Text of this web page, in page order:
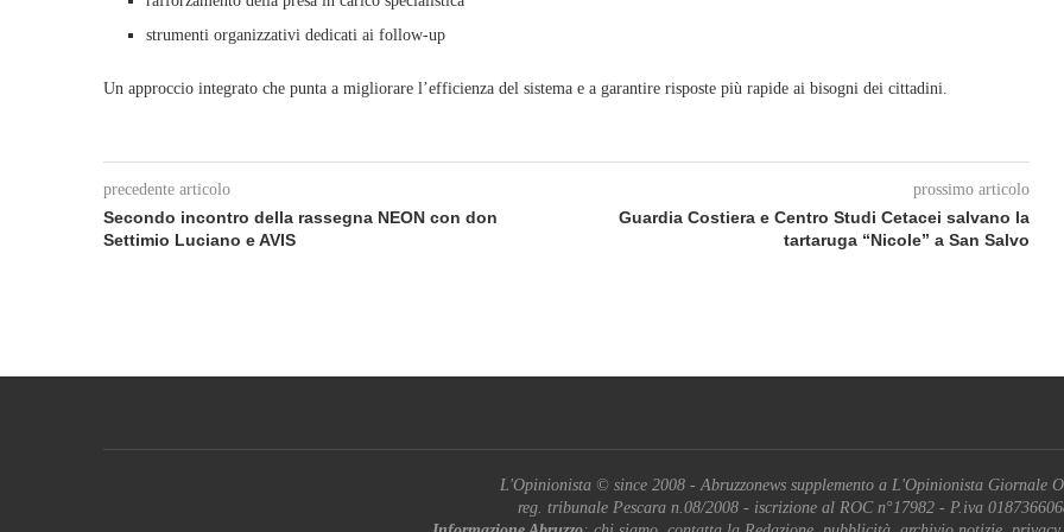
strumenti organizzativi dedicati ai follow‑up
Un approccio integrato che punta a migliorare l’efficienza del sistema e a garantire risposte più rapide ai bisogni dei cittadini.
precedente articolo
Secondo incontro della rassegna NEON con don
Settimio Luciano e AVIS
prossimo articolo
Guardia Costiera e Centro Studi Cetacei salvano la
tartaruga “Nicole” a San Salvo
L'Opinionista © since 2008 - Abruzzonews supplemento a L'Opinionista Giornale
reg. tribunale Pescara n.08/2008 - iscrizione al ROC n°17982 - P.iva